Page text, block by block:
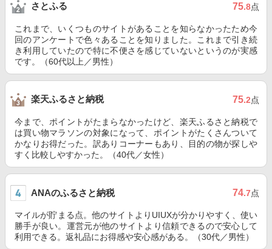
さとふる 75.8点
これまで、いくつものサイトがあることを知らなかったため今
回のアンケートで色々あることを知りました。これまで引き続
き利用していたので特に不便さを感じていないというのが実感
です。（60代以上／男性）
楽天ふるさと納税 75.2点
今まで、ポイントがたまらなかったけど、楽天ふるさと納税で
は買い物マラソンの対象になって、ポイントがたくさんついて
かなりお得だった。訳ありコーナーもあり、目的の物が探しや
すく比較しやすかった。（40代／女性）
ANAのふるさと納税 74.7点
マイルが貯まる点。他のサイトよりUIUXが分かりやすく、使い
勝手が良い。運営元が他のサイトより信頼できるので安心して
利用できる。返礼品にお得感や安心感がある。（30代／男性）